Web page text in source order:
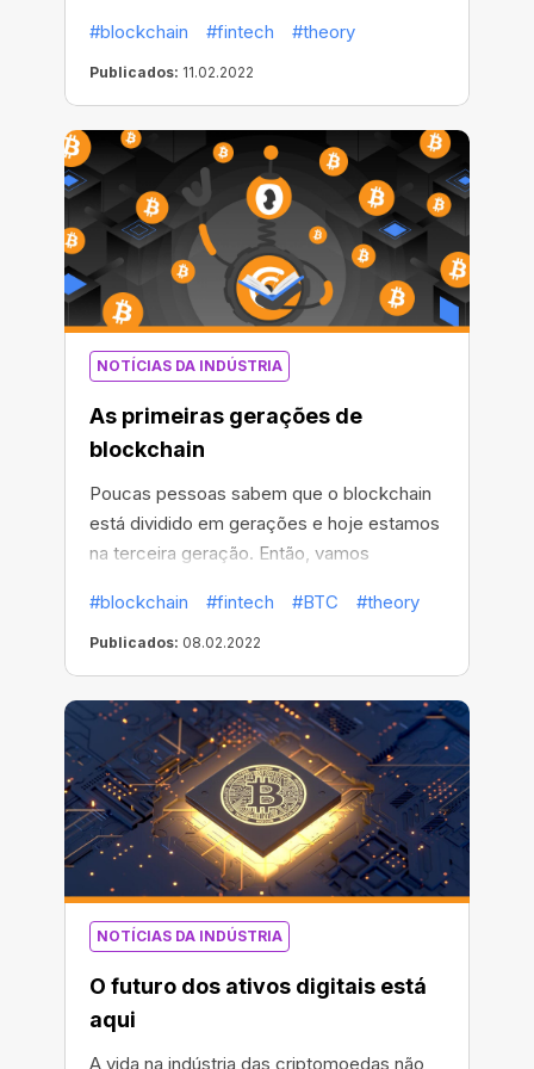
#blockchain #fintech #theory
Publicados: 11.02.2022
NOTÍCIAS DA INDÚSTRIA
As primeiras gerações de
blockchain
Poucas pessoas sabem que o blockchain
está dividido em gerações e hoje estamos
na terceira geração. Então, vamos
duas primeiras gerações!
#blockchain #fintech #BTC #theory
Publicados: 08.02.2022
NOTÍCIAS DA INDÚSTRIA
O futuro dos ativos digitais está
aqui
A vida na indústria das criptomoedas não